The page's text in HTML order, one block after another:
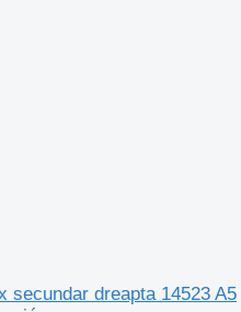
secundar dreapta 14523 A5